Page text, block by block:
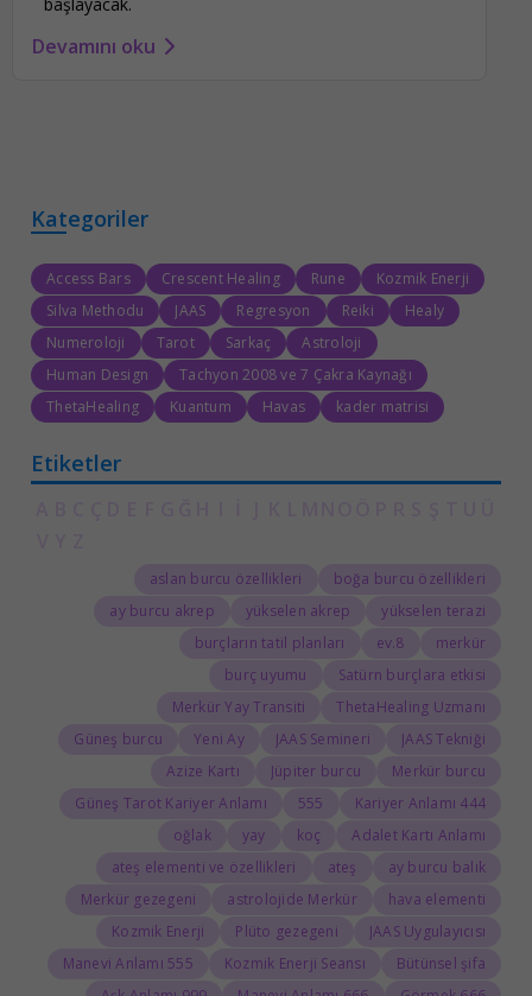
Devamını oku
Kategoriler
Access Bars Crescent Healing Rune
Kozmik Enerji
Silva Methodu
JAAS Regresyon Reiki
Healy
Numeroloji
Tarot Sarkaç
Astroloji
Human Design
Tachyon 2008 ve 7 Çakra Kaynağı
ThetaHealing
Kuantum Havas kader matrisi
Etiketler
boğa burcu özellikleri
aslan burcu özellikleri
yükselen terazi
yükselen akrep
ay burcu akrep
merkür
8.ev
burçların tatil planları
Satürn burçlara etkisi
burç uyumu
ThetaHealing Uzmanı
Merkür Yay Transiti
JAAS Tekniği
JAAS Semineri
Yeni Ay
Güneş burcu
Merkür burcu
Jüpiter burcu
Azize Kartı
444 Kariyer Anlamı
555
Güneş Tarot Kariyer Anlamı
Adalet Kartı Anlamı
koç
yay
oğlak
ay burcu balık
ateş
ateş elementi ve özellikleri
hava elementi
astrolojide Merkür
Merkür gezegeni
JAAS Uygulayıcısı
Plüto gezegeni
Kozmik Enerji
Bütünsel şifa
Kozmik Enerji Seansı
555 Manevi Anlamı